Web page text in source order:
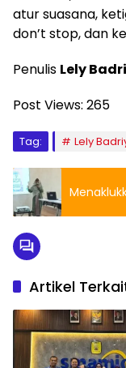
atur suasana,
don’t stop, dan
Penulis Lely
Post Views: 265
Tag: Lely
Artikel